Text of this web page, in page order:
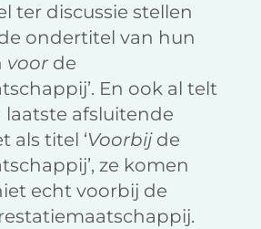
ter discussie stellen
ondertitel van hun
voorde
En ook al telt
laatste afsluitende
als titel ‘Voorbijde
ze komen
echt voorbij de